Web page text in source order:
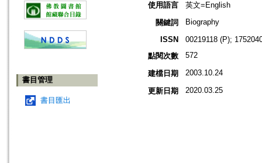
書目管理
書目匯出
使用語言
英文=English
關鍵詞
Biography
ISSN
00219118 (P);
點閱次數
572
建檔日期 2003.10.24
更新日期 2020.03.25